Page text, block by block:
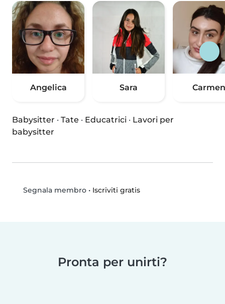
Angelica Sara Carmen
Babysitter · Tate · Educatrici · Lavori per
babysitter
Segnala membro• Iscriviti gratis
Pronta per unirti?